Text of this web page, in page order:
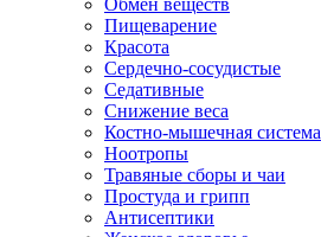
Обмен веществ
Пищеварение
Красота
Сердечно-сосудистые
Седативные
Снижение веса
Костно-мышечная система
Ноотропы
Травяные сборы и чаи
Простуда и грипп
Антисептики